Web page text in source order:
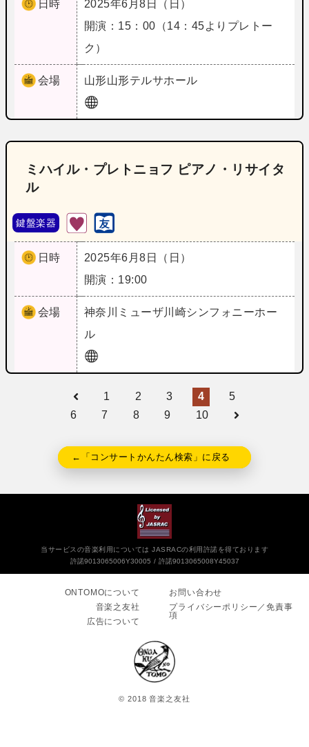
日時
2025年6月8日（日）
開演：15：00（14：45よりプレトー
ク）
会場 山形山形テルサホール
ミハイル・プレトニョフ ピアノ・リサイタ
ル
鍵盤楽器
日時
2025年6月8日（日）
開演：19:00
会場 神奈川
ミューザ川崎シンフォニーホー
ル
1 2 3 4
5
6
7 8 9 10
←「コンサートかんたん検索」に戻る
当サービスの音楽利用については JASRACの利用許諾を得ております
許諾9013065006Y30005
許諾9013065008Y45037
ONTOMOについて
音楽之友社
広告について
お問い合わせ
プライバシーポリシー／免責事
項
© 2018 音楽之友社